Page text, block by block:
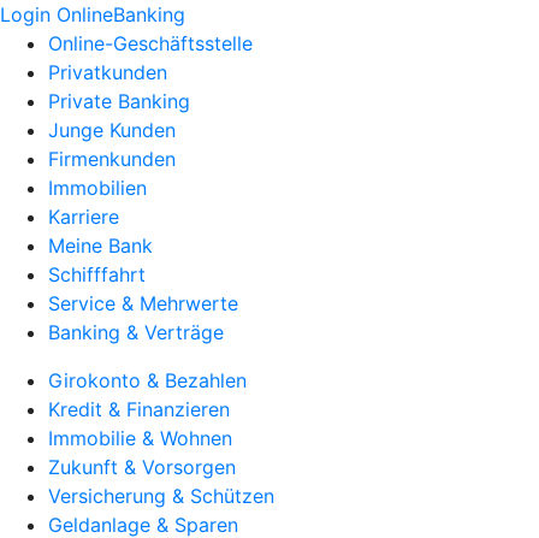
Login OnlineBanking
Online-Geschäftsstelle
Privatkunden
Private Banking
Junge Kunden
Firmenkunden
Immobilien
Karriere
Meine Bank
Schifffahrt
Service & Mehrwerte
Banking & Verträge
Girokonto & Bezahlen
Kredit & Finanzieren
Immobilie & Wohnen
Zukunft & Vorsorgen
Versicherung & Schützen
Geldanlage & Sparen